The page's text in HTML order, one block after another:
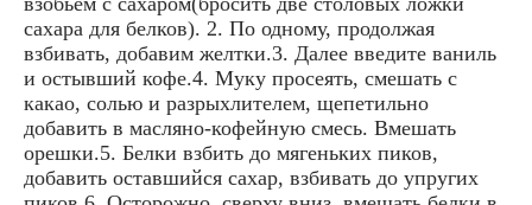
сахара для белков). 2. По одному, продолжая
взбивать, добавим желтки.3. Далее введите ваниль
и остывший кофе.4. Муку просеять, смешать с
какао, солью и разрыхлителем, щепетильно
добавить в масляно-кофейную смесь. Вмешать
орешки.5. Белки взбить до мягеньких пиков,
добавить оставшийся сахар, взбивать до упругих